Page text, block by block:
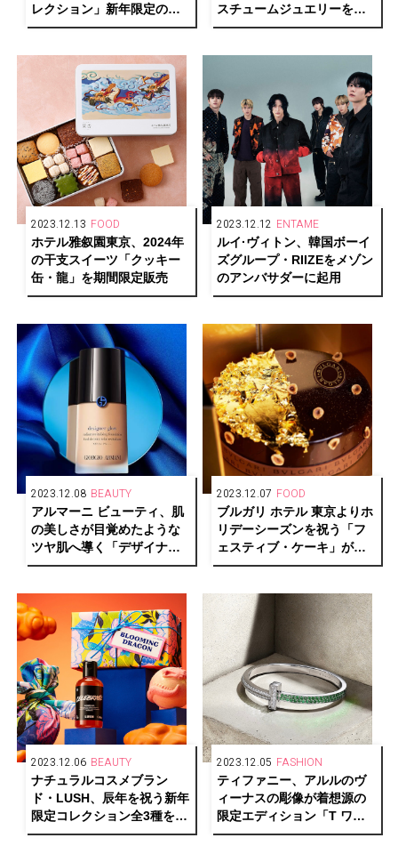
レクション」新年限定の赤
パッケージで発売
スチュームジュエリーを発
売
2023.12.13 FOOD
ホテル雅叙園東京、2024年
の干支スイーツ「クッキー
缶・龍」を期間限定販売
2023.12.12 ENTAME
ルイ·ヴィトン、韓国ボーイ
ズグループ・RIIZEをメゾン
のアンバサダーに起用
2023.12.08 BEAUTY
アルマーニ ビューティ、肌
の美しさが目覚めたような
ツヤ肌へ導く「デザイナー
グロー ファンデーション」
2023.12.07 FOOD
ブルガリ ホテル 東京よりホ
リデーシーズンを祝う「フ
ェスティブ・ケーキ」が登
場
2023.12.06 BEAUTY
ナチュラルコスメブラン
ド・LUSH、辰年を祝う新年
限定コレクション全3種を発
売
2023.12.05 FASHION
ティファニー、アルルのヴ
ィーナスの彫像が着想源の
限定エディション「T ワン
ブレスレット＆バスト」を